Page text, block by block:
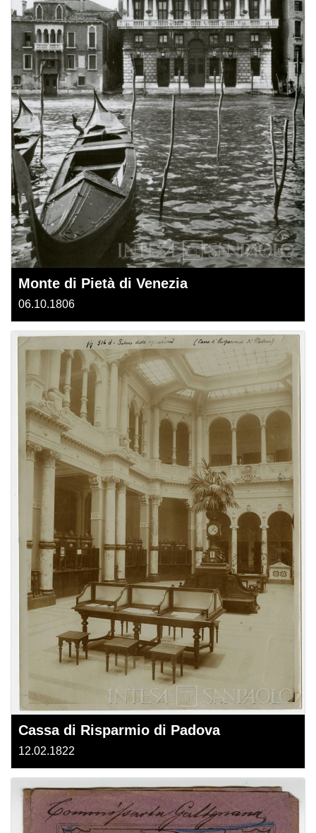
Monte di Pietà di Venezia
06.10.1806
Cassa di Risparmio di Padova
12.02.1822